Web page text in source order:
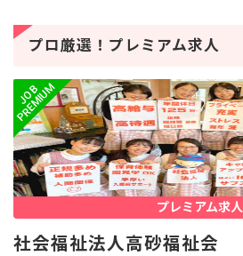
プロ厳選！プレミアム求人
社会福祉法人高砂福祉会
プレミアム求人